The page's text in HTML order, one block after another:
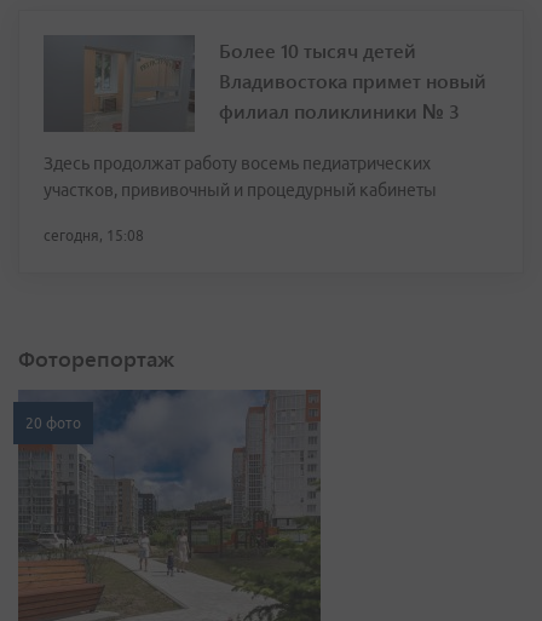
Более 10 тысяч детей
Владивостока примет новый
филиал поликлиники № 3
Здесь продолжат работу восемь педиатрических
участков, прививочный и процедурный кабинеты
сегодня, 15:08
Фоторепортаж
20 фото